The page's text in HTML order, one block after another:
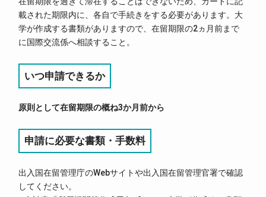
載された期限内に、各自で手続きをする必要があります。大
学が作成する書類がありますので、在留期限の2ヵ月前まで
に国際交流係へ相談すること。
いつ申請できるか
原則として在留期限の概ね3か月前から
申請に必要な書類・手数料
出入国在留管理庁のWebサイトや出入国在留管理官署で確認
してください。